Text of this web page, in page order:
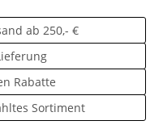
ab 250,- €
Rabatte
Sortiment